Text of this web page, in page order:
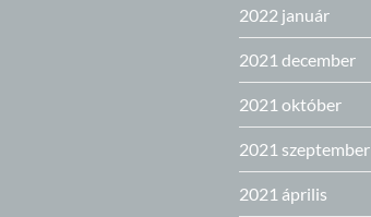
2022 január
2021 december
2021 október
2021 szeptember
2021 április